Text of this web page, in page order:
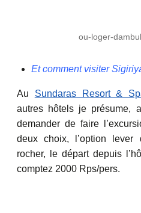
ou-loger-
Et comment visiter
Au Sundaras Resort &
autres hôtels je présume,
demander de faire
deux choix, l’option
rocher, le départ depuis
comptez 2000 Rps/pers.